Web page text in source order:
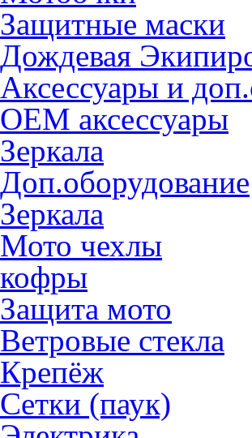
Защитные маски
Дождевая
Аксессуары и
OEM аксессуары
Зеркала
Доп.оборудование
Зеркала
Мото чехлы
кофры
Защита мото
Ветровые стекла
Крепёж
Сетки (паук)